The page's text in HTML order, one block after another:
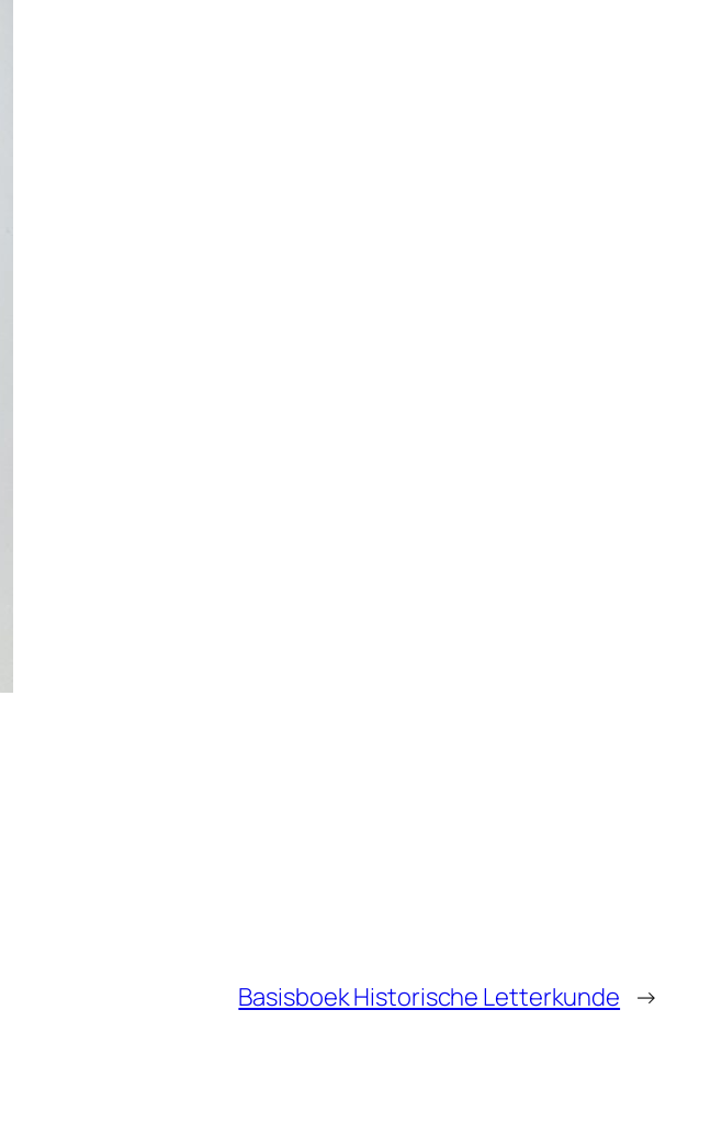
Basisboek Historische Letterkunde →